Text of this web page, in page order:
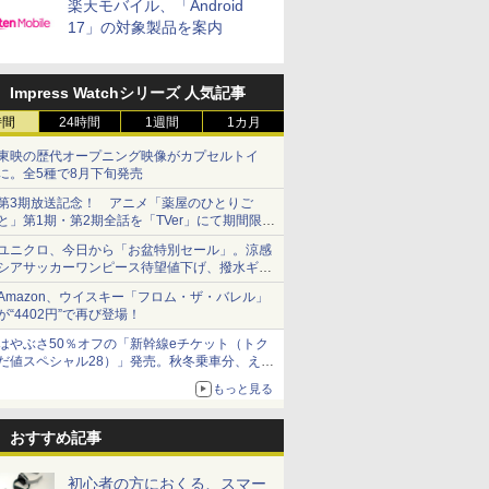
楽天モバイル、「Android
17」の対象製品を案内
Impress Watchシリーズ 人気記事
24時間 1週間 1カ月
映の歴代オープニング映像がカプセルトイ
。全5種で8月下旬発売
3期放送記念！ アニメ「薬屋のひとりご
」第1期・第2期全話を「TVer」にて期間限定
順次無料配信開始
ニクロ、今日から「お盆特別セール」。涼感
アサッカーワンピース待望値下げ、撥水ギア
ョーツは1990円に
、ウイスキー「フロム・ザ・バレル」
“4402円”で再び登場！
やぶさ50％オフの「新幹線eチケット（トク
値スペシャル28）」発売。秋冬乗車分、えき
もっと見る
おすすめ記事
初心者の方におくる、スマー